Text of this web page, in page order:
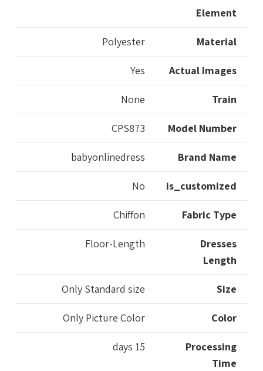
Element
Material
Polyester
Actual Images
Yes
Train
None
Model Number
CPS873
Brand Name
babyonlinedress
is_customized
No
Fabric Type
Chiffon
Dresses
Length
Floor-Length
Size
Only Standard size
Color
Only Picture Color
Processing
Time
15 days